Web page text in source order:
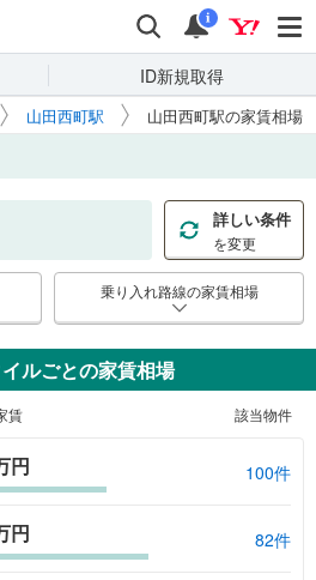
検索 通知
i
ID新規取得
山田西町駅 山田西町駅の家賃相場
詳しい条件
を変更
乗り入れ路線の家賃相場
ルごとの家賃相場
賃 該当物件
円 100件
円 82件